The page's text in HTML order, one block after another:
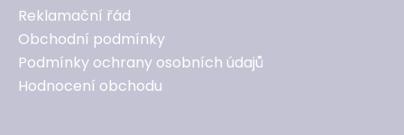
Reklamační řád
Obchodní podmínky
Podmínky ochrany osobních údajů
Hodnocení obchodu